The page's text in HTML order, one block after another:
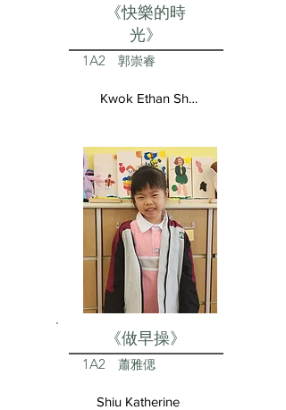
《快樂的時
光》
1A2 郭崇睿
Kwok Ethan Shun Yui
《做早操》
1A2 蕭雅偲
Shiu Katherine